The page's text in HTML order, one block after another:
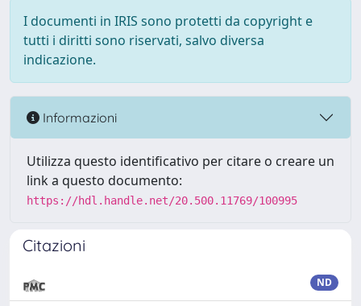
I documenti in IRIS sono protetti da copyright e
tutti i diritti sono riservati, salvo diversa
indicazione.
Informazioni
Utilizza questo identificativo per citare o creare un
link a questo documento:
https://hdl.handle.net/20.500.11769/100995
Citazioni
ND